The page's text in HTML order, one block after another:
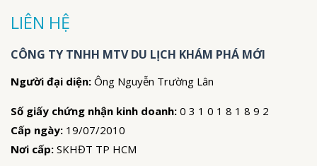
LIÊN HỆ
CÔNG TY TNHH MTV DU LỊCH KHÁM PHÁ MỚI
Người đại diện: Ông Nguyễn Trường Lân
Số giấy chứng nhận kinh doanh: 0 3 1 0 1 8 1 8 9 2
Cấp ngày: 19/07/2010
Nơi cấp: SKHĐT TP HCM